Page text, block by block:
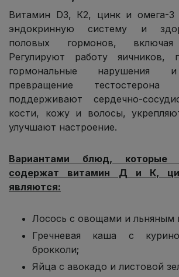
Витамин D3, К2, цинк и омега-3
эндокринную систему и
половых гормонов, включая
Регулируют работу яичников,
гормональные нарушения
превращение
поддерживают сердечно-
кости, кожу и волосы,
улучшают настроение.
Вариантами блюд, которые
содержат витамин Д и К,
являются:
Лосось с овощами и льняным
Гречневая каша с
брокколи;
Яйца с авокадо и листовой